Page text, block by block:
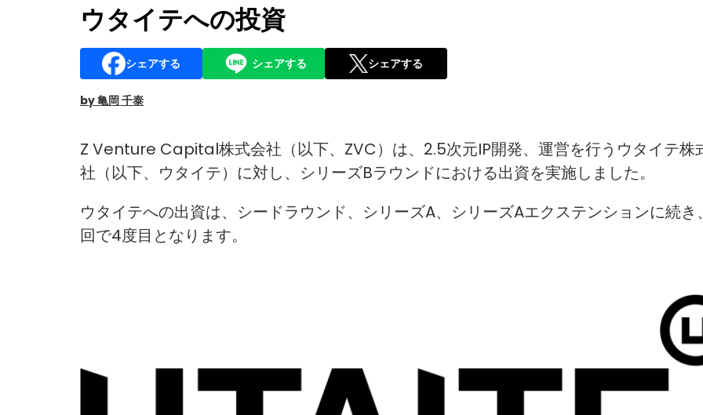
ウタイテへの投資
シェアする シェアする シェアする
by 亀岡 千泰
Z Venture Capital株式会社（以下、ZVC）は、2.5次元IP開発、運営を行うウタイテ株
社（以下、ウタイテ）に対し、シリーズBラウンドにおける出資を実施しました。
ウタイテへの出資は、シードラウンド、シリーズA、シリーズAエクステンションに続き
回で4度目となります。